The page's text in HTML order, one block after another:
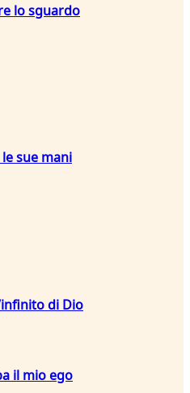
lo sguardo
sue mani
di Dio
il mio ego